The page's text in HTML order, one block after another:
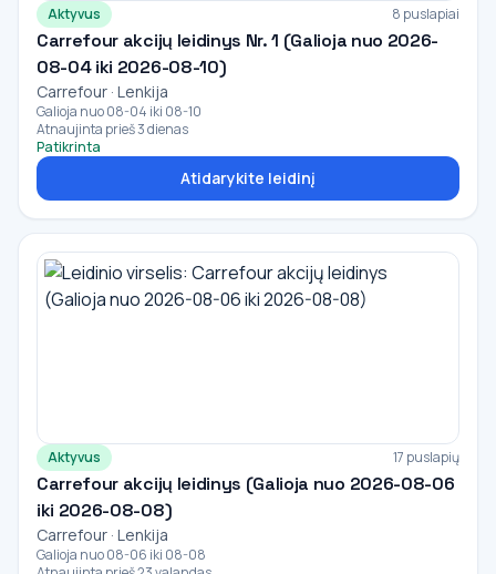
Aktyvus 8 puslapiai
Carrefour akcijų leidinys Nr. 1 (Galioja nuo 2026-
08-04 iki 2026-08-10)
Carrefour · Lenkija
Galioja nuo 08-04 iki 08-10
Atnaujinta prieš 3 dienas
Patikrinta
Atidarykite leidinį
Aktyvus 17 puslapių
Carrefour akcijų leidinys (Galioja nuo 2026-08-06
iki 2026-08-08)
Carrefour · Lenkija
Galioja nuo 08-06 iki 08-08